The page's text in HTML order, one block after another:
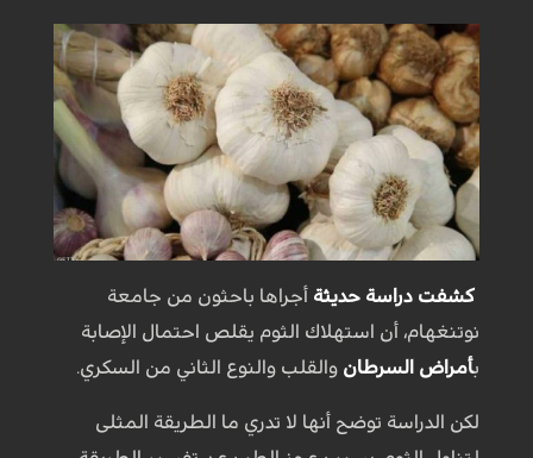
كشفت دراسة حديثة أجراها باحثون من جامعة
نوتنغهام، أن استهلاك الثوم يقلص احتمال الإصابة
بأمراض السرطان والقلب والنوع الثاني من السكري.
لكن الدراسة توضح أنها لا تدري ما الطريقة المثلى